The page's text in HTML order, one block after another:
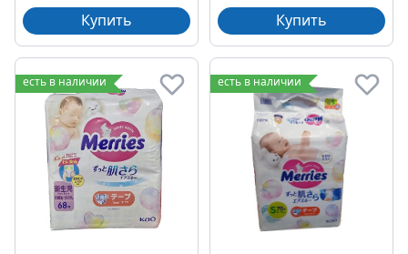
Купить Купить
есть в наличии есть в наличии